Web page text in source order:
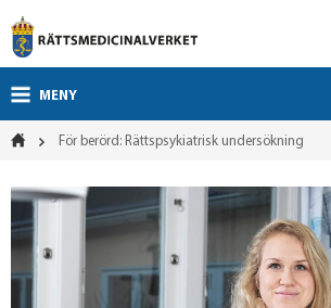
MENY
För berörd: Rättspsykiatrisk undersökning